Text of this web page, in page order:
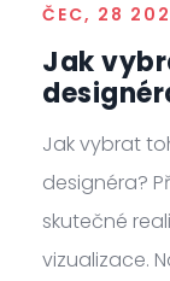
ČEC, 28
Jak
Jak vybrat
designéra?
skutečné
vizualizace.